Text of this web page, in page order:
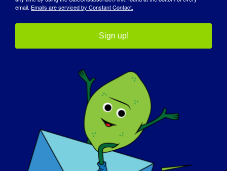
BASE DE CONNAISSANCES
PLEINS FEUX SUR L'EUROPE
A PROPOS DE NOUS
EVÉNEMENTS
CONTACT
BOUTIQUE
FAIRE UN DON
email. Emails are serviced by Constant Contact.
Sign up!